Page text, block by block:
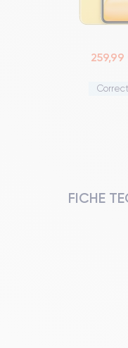
259,99
Correct
FICHE